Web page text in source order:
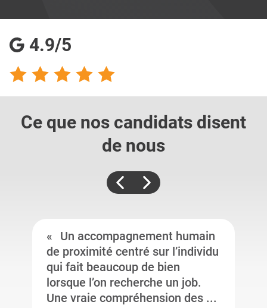
4.9/5
Ce que nos candidats disent
de nous
Un accompagnement humain
de proximité centré sur l’individu
qui fait beaucoup de bien
lorsque l’on recherche un job.
Une vraie compréhension des ...